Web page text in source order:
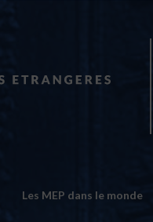
Les MEP dans le monde